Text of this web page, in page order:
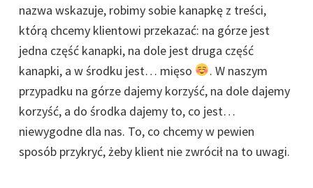
nazwa wskazuje, robimy sobie kanapkę z treści,
którą chcemy klientowi przekazać: na górze jest
jedna część kanapki, na dole jest druga część
kanapki, a w środku jest… mięso
. W naszym
przypadku na górze dajemy korzyść, na dole dajemy
korzyść, a do środka dajemy to, co jest…
niewygodne dla nas. To, co chcemy w pewien
sposób przykryć, żeby klient nie zwrócił na to uwagi.